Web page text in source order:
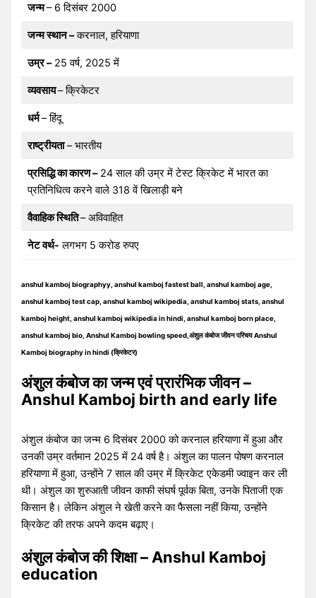
जन्म– 6 दिसंबर 2000
जन्म स्थान –करनाल, हरियाणा
उम्र –25 वर्ष, 2025 में
व्यवसाय– क्रिकेटर
धर्म– हिंदू
राष्ट्रीयता– भारतीय
प्रसिद्धि का कारण –24 साल की उम्र में टेस्ट क्रिकेट में भारत का
प्रतिनिधित्व करने वाले 318 वें खिलाड़ी बने
वैवाहिक स्थिति– अविवाहित
नेट वर्थ- लगभग 5 करोड रुपए
anshul kamboj biographyy, anshul kamboj fastest ball, anshul kamboj age,
anshul kamboj test cap, anshul kamboj wikipedia, anshul kamboj stats, anshul
kamboj height, anshul kamboj wikipedia in hindi, anshul kamboj born place,
anshul kamboj bio, Anshul Kamboj bowling speed,अंशुल कंबोज जीवन परिचय Anshul
Kamboj biography in hindi (क्रिकेटर)
अंशुल कंबोज का जन्म एवं प्रारंभिक जीवन –
Anshul Kamboj birth and early life
अंशुल कंबोज का जन्म 6 दिसंबर 2000 को करनाल हरियाणा में हुआ और
उनकी उम्र वर्तमान 2025 में 24 वर्ष है। अंशुल का पालन पोषण करनाल
हरियाणा में हुआ, उन्होंने 7 साल की उम्र में क्रिकेट एकेडमी ज्वाइन कर ली
थी। अंशुल का शुरुआती जीवन काफी संघर्ष पूर्वक बिता, उनके पिताजी एक
किसान है। लेकिन अंशुल ने खेती करने का फैसला नहीं किया, उन्होंने
क्रिकेट की तरफ अपने कदम बढ़ाए।
अंशुल कंबोज की शिक्षा – Anshul Kamboj
education